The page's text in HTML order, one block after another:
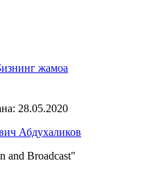
жамоа
28.05.2020
Абдухаликов
and Broadcast"